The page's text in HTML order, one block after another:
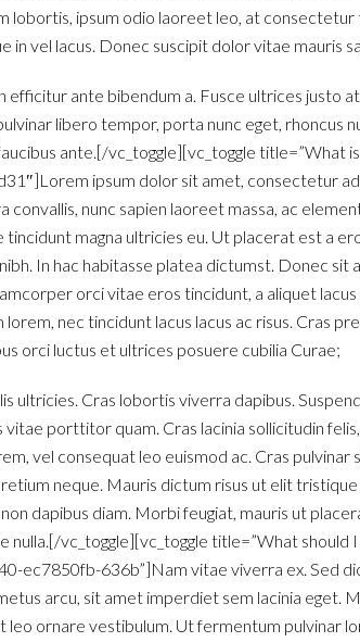
lobortis, ipsum odio laoreet leo, at
in vel lacus. Donec suscipit dolor vitae mauris
efficitur ante bibendum a. Fusce ultrices justo
libero tempor, porta nunc eget, rhoncus
ante.[/vc_toggle][vc_toggle title=”What
ipsum dolor sit amet, consectetur
nunc sapien laoreet massa, ac
magna ultricies eu. Ut placerat est a
In hac habitasse platea dictumst. Donec sit
orci vitae eros tincidunt, a aliquet
nec tincidunt lacus lacus ac risus. Cras
orci luctus et ultrices posuere cubilia Curae;
ultricies. Cras lobortis viverra dapibus.
porttitor quam. Cras lacinia sollicitudin
vel consequat leo euismod ac. Cras pulvinar
neque. Mauris dictum risus ut elit
dapibus diam. Morbi feugiat, mauris ut
nulla.[/vc_toggle][vc_toggle title=”What should
ec7850fb-636b”]Nam vitae viverra ex. Sed
arcu, sit amet imperdiet sem lacinia eget.
leo ornare vestibulum. Ut fermentum pulvinar